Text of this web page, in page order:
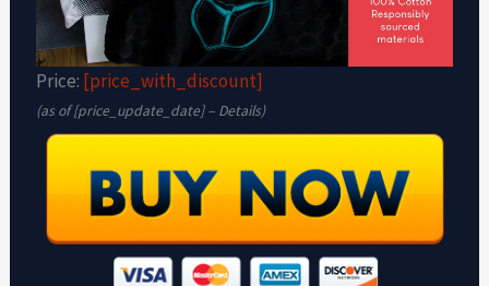
Price: [price_with_discount]
(as of [price_update_date] – Details)